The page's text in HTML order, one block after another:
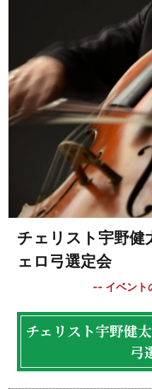
チェリスト宇野健
ェロ弓選定会
チェリスト宇野健
弓